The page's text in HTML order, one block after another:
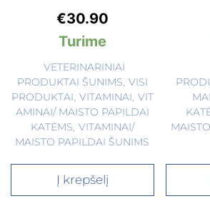
€30.90
Turime
VETERINARINIAI
PRODUKTAI ŠUNIMS VISI
PRODUKTAI VITAMINAI VIT
AMINAI/ MAISTO PAPILDAI
KATĖMS VITAMINAI/
MAISTO PAPILDAI ŠUNIMS
Į krepšelį